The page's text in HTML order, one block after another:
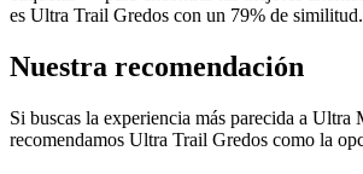
es Ultra Trail Gredos con un 79% de similitud.
Nuestra recomendación
Si buscas la experiencia más parecida a Ultra
recomendamos Ultra Trail Gredos como la